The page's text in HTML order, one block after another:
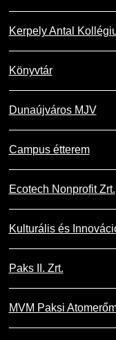
Kerpely Antal
Könyvtár
Dunaújváros MJV
Campus étterem
Ecotech Nonprofit Zrt.
Kulturális és
Paks II. Zrt.
MVM Paksi